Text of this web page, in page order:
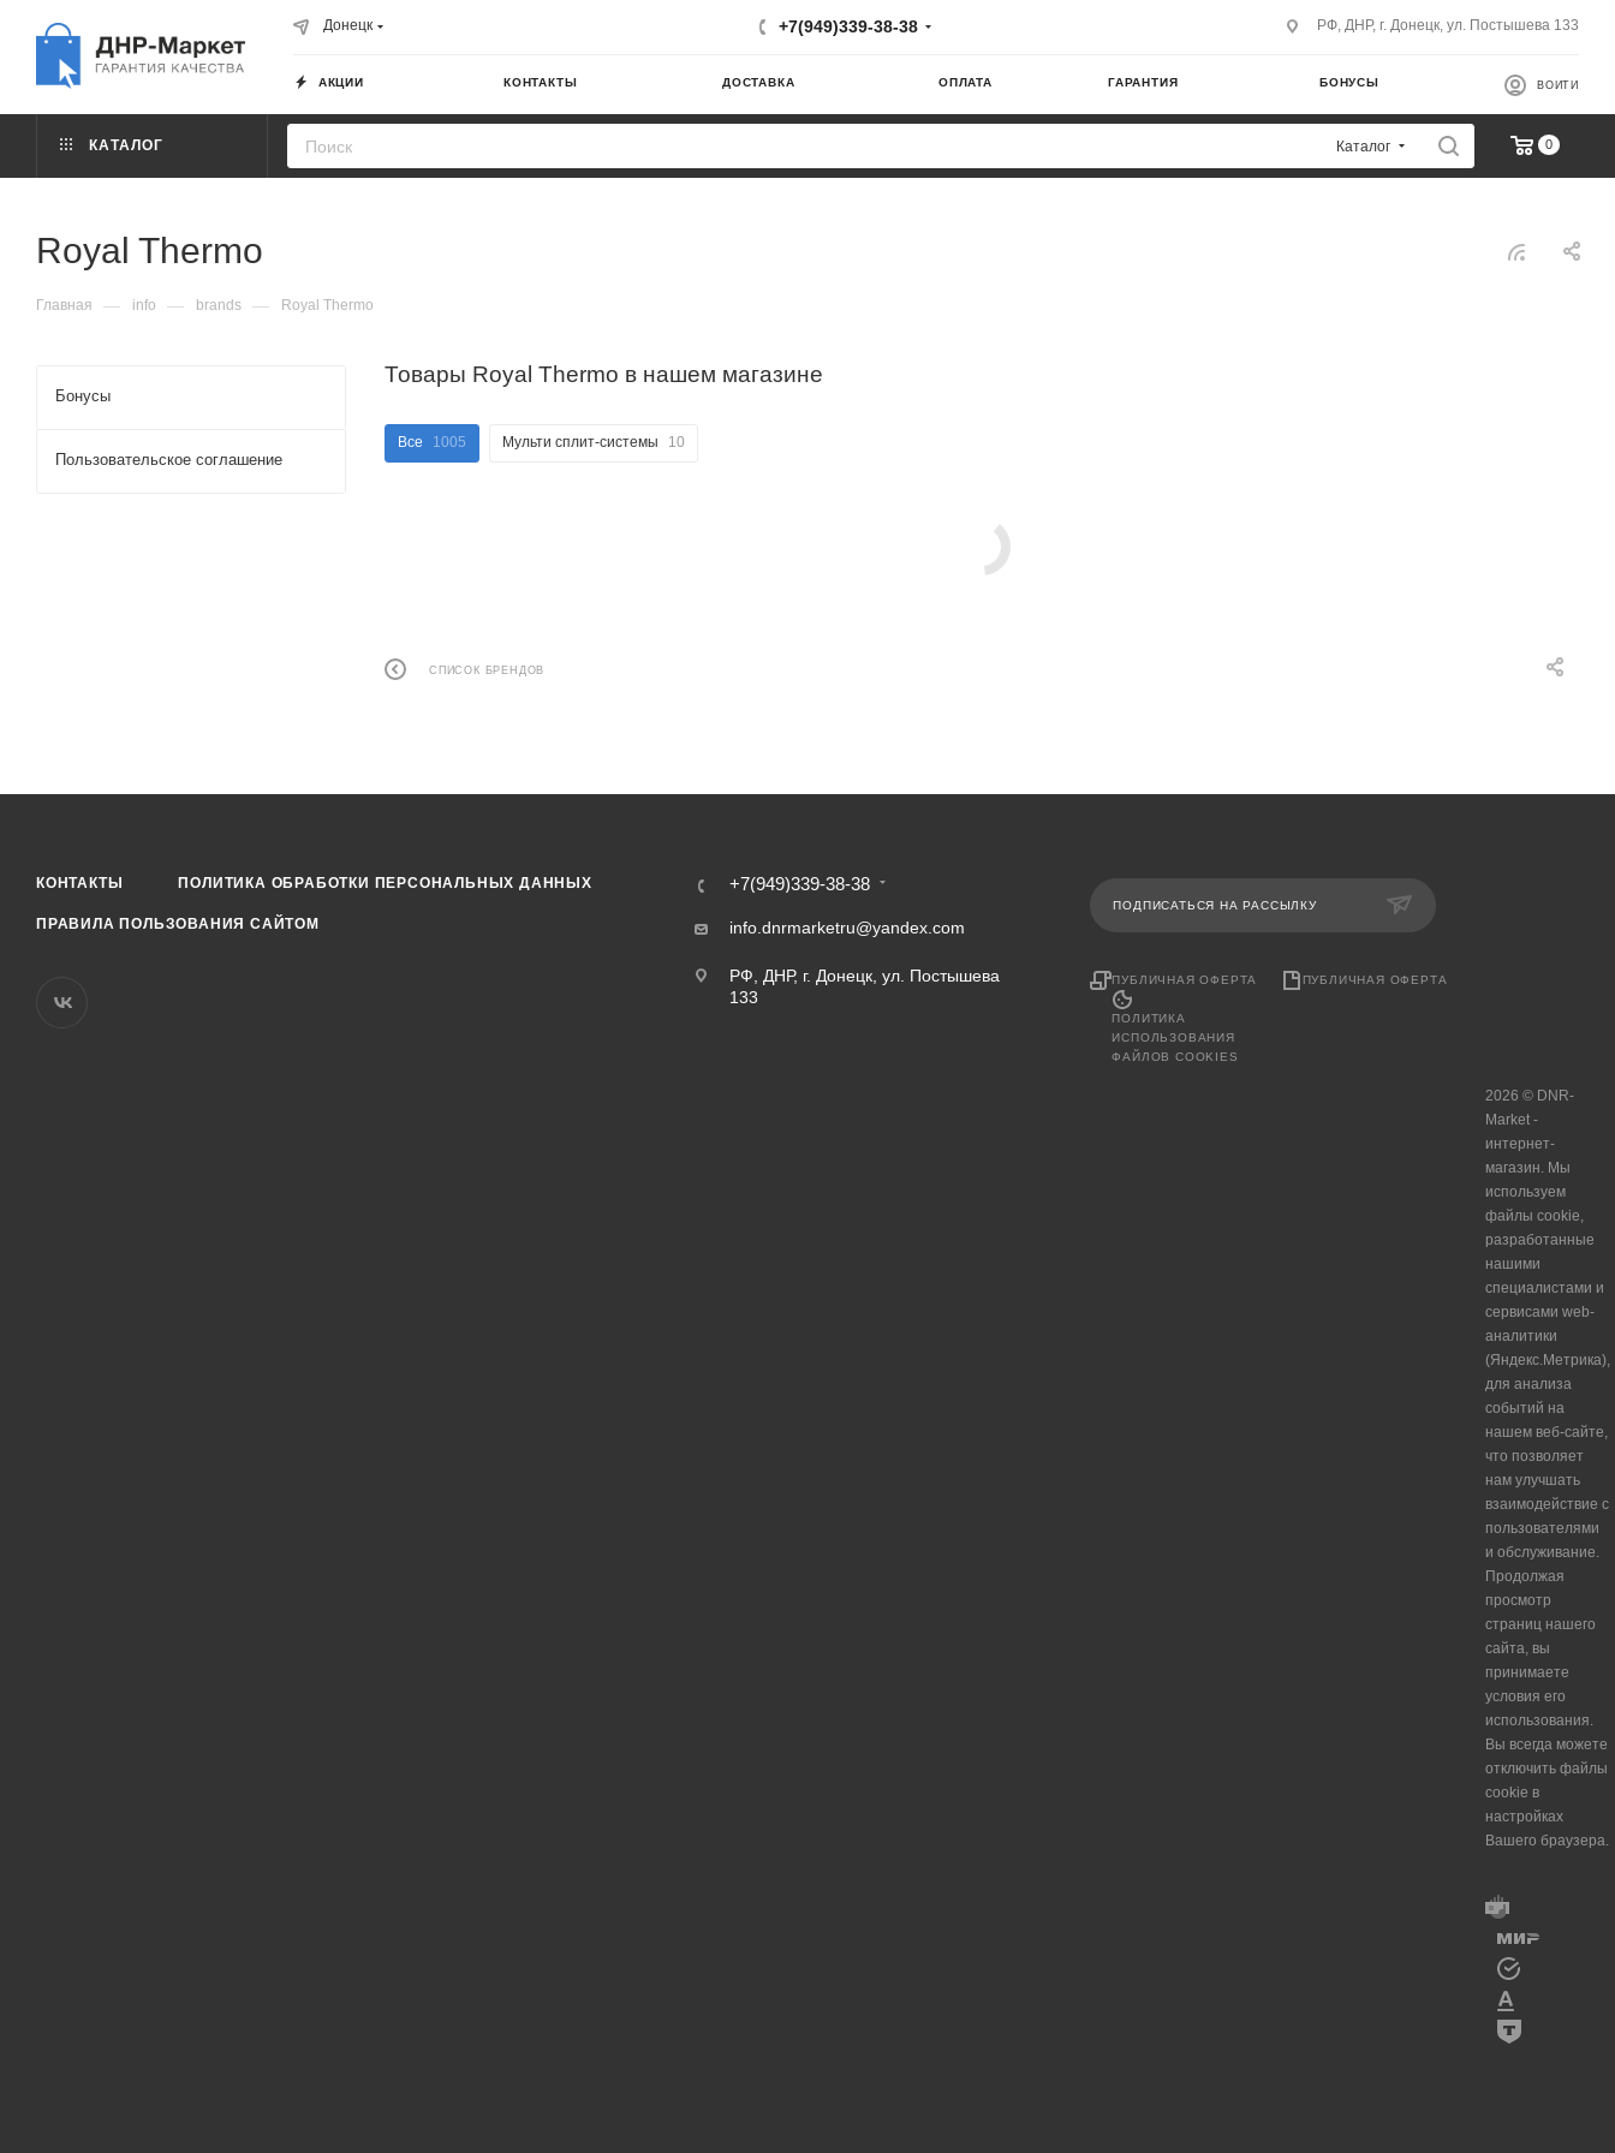
Донецк +7(949)339-38-38 РФ, ДНР, г. Донецк, ул. Постышева 133
АКЦИИ КОНТАКТЫ ДОСТАВКА ОПЛАТА ГАРАНТИЯ БОНУСЫ ВОЙТИ
КАТАЛОГ Каталог 0
Royal Thermo
Главная — info — brands — Royal Thermo
Товары Royal Thermo в нашем магазине
Все 1005 Мульти сплит-системы 10
СПИСОК БРЕНДОВ
Бонусы
Пользовательское соглашение
КОНТАКТЫ ПОЛИТИКА ОБРАБОТКИ ПЕРСОНАЛЬНЫХ ДАННЫХ
ПРАВИЛА ПОЛЬЗОВАНИЯ САЙТОМ
+7(949)339-38-38
info.dnrmarketru@yandex.com
РФ, ДНР, г. Донецк, ул. Постышева
133
ПОДПИСАТЬСЯ НА РАССЫЛКУ
ПУБЛИЧНАЯ ОФЕРТА
ПОЛИТИКА
ИСПОЛЬЗОВАНИЯ
ФАЙЛОВ COOKIES
ПУБЛИЧНАЯ ОФЕРТА
2026 © DNR-
Market -
интернет-
магазин. Мы
используем
файлы cookie,
разработанные
нашими
специалистами и
сервисами web-
аналитики
(Яндекс.Метрика),
для анализа
событий на
нашем веб-сайте,
что позволяет
нам улучшать
взаимодействие с
пользователями
и обслуживание.
Продолжая
просмотр
страниц нашего
сайта, вы
принимаете
условия его
использования.
Вы всегда можете
отключить файлы
cookie в
настройках
Вашего браузера.